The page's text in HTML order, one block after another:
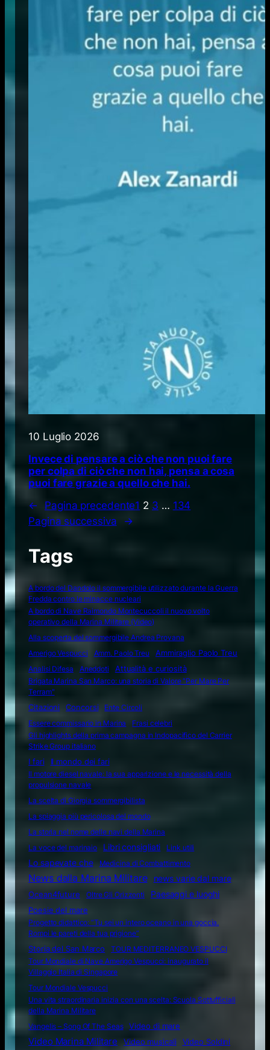
10 Luglio 2026
Invece di pensare a ciò che non puoi fare
per colpa di ciò che non hai, pensa a cosa
puoi fare grazie a quello che hai.
←
Pagina precedente1 2 3 … 134
Pagina successiva
→
Tags
A bordo del Dandolo il sommergibile utilizzato durante la Guerra
Fredda contro le minacce nucleari
A bordo di Nave Raimondo Montecuccoli il nuovo volto
operativo della Marina Militare (Video)
Alla scoperta del sommergibile Andrea Provana
Amerigo Vespucci
Amm. Paolo Treu
Ammiraglio Paolo Treu
Analisi Difesa
Aneddoti Attualità e curiosità
Brigata Marina San Marco: una storia di Valore "Per Mare Per
Terram"
Citazioni
Concorsi
Ente Circoli
Essere commissario in Marina
Frasi celebri
Gli highlights della prima campagna in Indopacifico del Carrier
Strike Group italiano
I fari
Il mondo dei fari
Il motore diesel navale: la sua apparizione e le necessità della
propulsione navale
La scelta di Giorgia sommergibilista
La spiaggia più pericolosa del mondo
La storia nel nome delle navi della Marina
La voce del marinaio
Libri consigliati Link utili
Lo sapevate che Medicina di Combattimento
News dalla Marina Militare
news varie dal mare
Ocean4future
Oltre Gli Orizzonti
Paesaggi e luoghi
Poesie del mare
Progetto didattico: “Tu sei un intero oceano in una goccia.
Rompi le pareti della tua prigione”
Storia del San Marco
TOUR MEDITERRANEO VESPUCCI
Tour Mondiale di Nave Amerigo Vespucci: inaugurato il
Villaggio Italia di Singapore
Tour Mondiale Vespucci
Una vita straordinaria inizia con una scelta: Scuola Sottufficiali
della Marina Militare
Vangelis – Song Of The Seas
Video di mare
Video Marina Militare Video musicali
Video Soldini